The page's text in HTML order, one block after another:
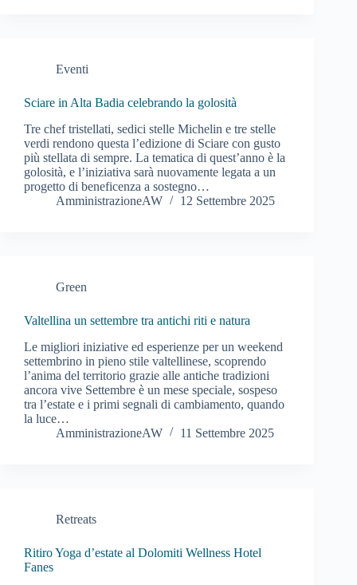
Eventi
Sciare in Alta Badia celebrando la golosità
Tre chef tristellati, sedici stelle Michelin e tre stelle
verdi rendono questa l’edizione di Sciare con gusto
più stellata di sempre. La tematica di quest’anno è la
golosità, e l’iniziativa sarà nuovamente legata a un
progetto di beneficenza a sostegno…
AmministrazioneAW
12 Settembre 2025
Green
Valtellina un settembre tra antichi riti e natura
Le migliori iniziative ed esperienze per un weekend
settembrino in pieno stile valtellinese, scoprendo
l’anima del territorio grazie alle antiche tradizioni
ancora vive Settembre è un mese speciale, sospeso
tra l’estate e i primi segnali di cambiamento, quando
la luce…
AmministrazioneAW
11 Settembre 2025
Retreats
Ritiro Yoga d’estate al Dolomiti Wellness Hotel
Fanes